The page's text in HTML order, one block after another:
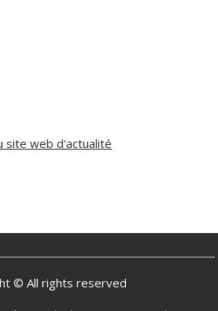
site web d'actualité
© All rights reserved